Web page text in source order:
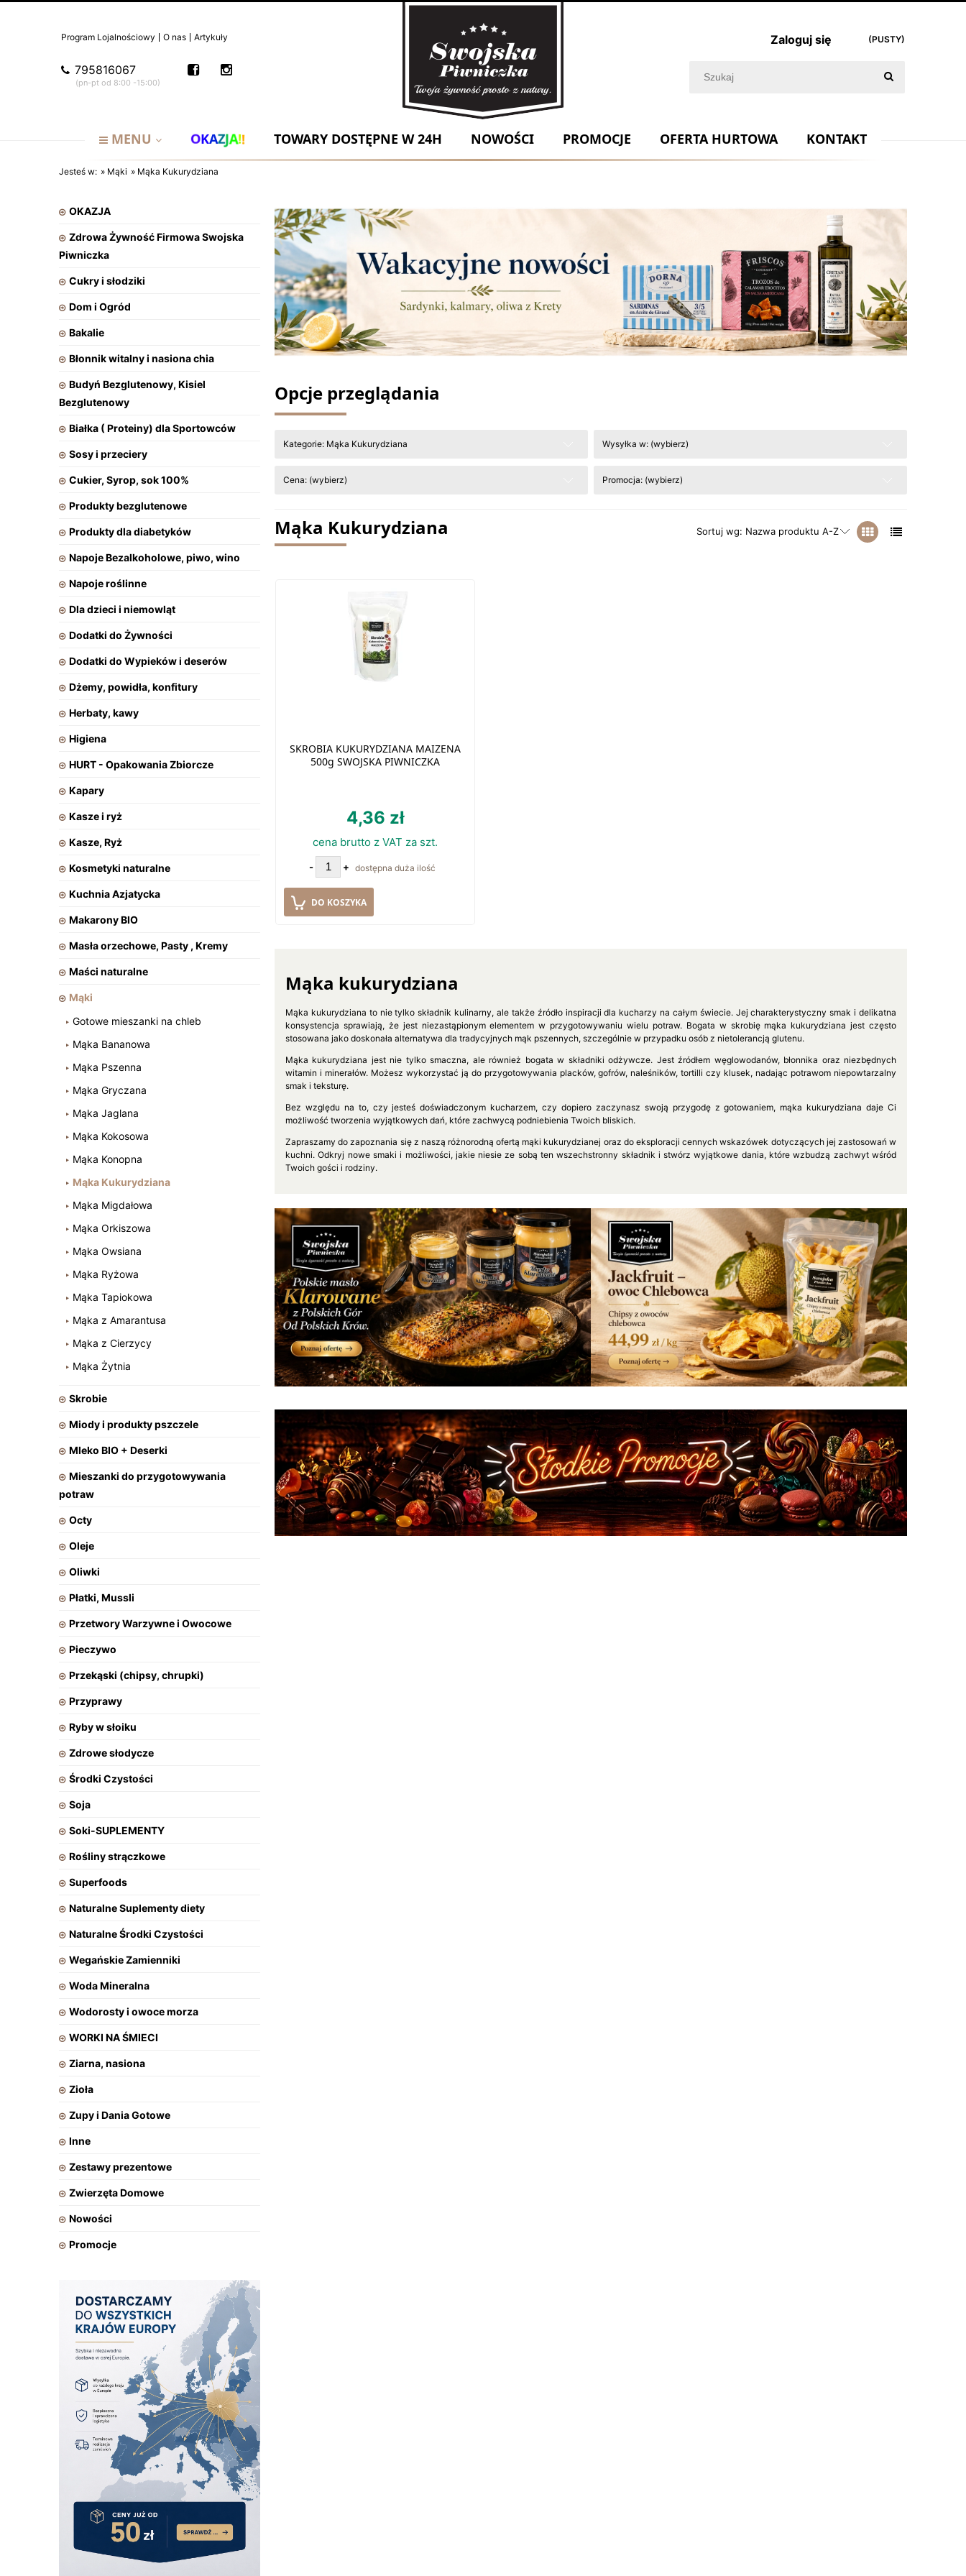
Program Lojalnościowy O nas Artykuły
795816067
(pn-pt od 8:00 -15:00)
(PUSTY)
Zaloguj się
MENU OKAZJA!! TOWARY DOSTĘPNE W 24H NOWOŚCI PROMOCJE OFERTA HURTOWA KONTAKT
Jesteś w: » Mąki » Mąka Kukurydziana
OKAZJA
Zdrowa Żywność Firmowa Swojska
Piwniczka
Cukry i słodziki
Dom i Ogród
Bakalie
Błonnik witalny i nasiona chia
Budyń Bezglutenowy, Kisiel
Bezglutenowy
Białka ( Proteiny) dla Sportowców
Sosy i przeciery
Cukier, Syrop, sok 100%
Produkty bezglutenowe
Produkty dla diabetyków
Napoje Bezalkoholowe, piwo, wino
Napoje roślinne
Dla dzieci i niemowląt
Dodatki do Żywności
Dodatki do Wypieków i deserów
Dżemy, powidła, konfitury
Herbaty, kawy
Higiena
HURT - Opakowania Zbiorcze
Kapary
Kasze i ryż
Kasze, Ryż
Kosmetyki naturalne
Kuchnia Azjatycka
Makarony BIO
Masła orzechowe, Pasty , Kremy
Maści naturalne
Mąki
Gotowe mieszanki na chleb
Mąka Bananowa
Mąka Pszenna
Mąka Gryczana
Mąka Jaglana
Mąka Kokosowa
Mąka Konopna
Mąka Kukurydziana
Mąka Migdałowa
Mąka Orkiszowa
Mąka Owsiana
Mąka Ryżowa
Mąka Tapiokowa
Mąka z Amarantusa
Mąka z Cierzycy
Mąka Żytnia
Skrobie
Miody i produkty pszczele
Mleko BIO + Deserki
Mieszanki do przygotowywania
potraw
Octy
Oleje
Oliwki
Płatki, Mussli
Przetwory Warzywne i Owocowe
Pieczywo
Przekąski (chipsy, chrupki)
Przyprawy
Ryby w słoiku
Zdrowe słodycze
Środki Czystości
Soja
Soki-SUPLEMENTY
Rośliny strączkowe
Superfoods
Naturalne Suplementy diety
Naturalne Środki Czystości
Wegańskie Zamienniki
Woda Mineralna
Wodorosty i owoce morza
WORKI NA ŚMIECI
Ziarna, nasiona
Zioła
Zupy i Dania Gotowe
Inne
Zestawy prezentowe
Zwierzęta Domowe
Nowości
Promocje
Opcje przeglądania
Kategorie: Mąka Kukurydziana Wysyłka w: (wybierz)
Cena: (wybierz) Promocja: (wybierz)
Mąka Kukurydziana Sortuj wg: Nazwa produktu A-Z
SKROBIA KUKURYDZIANA MAIZENA
500g SWOJSKA PIWNICZKA
4,36 zł
cena brutto z VAT za szt.
- + dostępna duża ilość
DO KOSZYKA
Mąka kukurydziana
Mąka kukurydziana to nie tylko składnik kulinarny, ale także źródło inspiracji dla kucharzy na całym świecie. Jej charakterystyczny smak i delikatna
konsystencja sprawiają, że jest niezastąpionym elementem w przygotowywaniu wielu potraw. Bogata w skrobię mąka kukurydziana jest często
stosowana jako doskonała alternatywa dla tradycyjnych mąk pszennych, szczególnie w przypadku osób z nietolerancją glutenu.
Mąka kukurydziana jest nie tylko smaczna, ale również bogata w składniki odżywcze. Jest źródłem węglowodanów, błonnika oraz niezbędnych
witamin i minerałów. Możesz wykorzystać ją do przygotowywania placków, gofrów, naleśników, tortilli czy klusek, nadając potrawom niepowtarzalny
smak i teksturę.
Bez względu na to, czy jesteś doświadczonym kucharzem, czy dopiero zaczynasz swoją przygodę z gotowaniem, mąka kukurydziana daje Ci
możliwość tworzenia wyjątkowych dań, które zachwycą podniebienia Twoich bliskich.
Zapraszamy do zapoznania się z naszą różnorodną ofertą mąki kukurydzianej oraz do eksploracji cennych wskazówek dotyczących jej zastosowań w
kuchni. Odkryj nowe smaki i możliwości, jakie niesie ze sobą ten wszechstronny składnik i stwórz wyjątkowe dania, które wzbudzą zachwyt wśród
Twoich gości i rodziny.